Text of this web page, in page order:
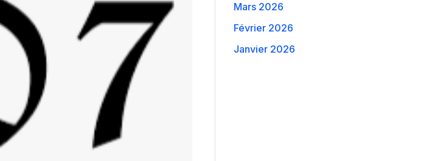
Mars 2026
Février 2026
Janvier 2026